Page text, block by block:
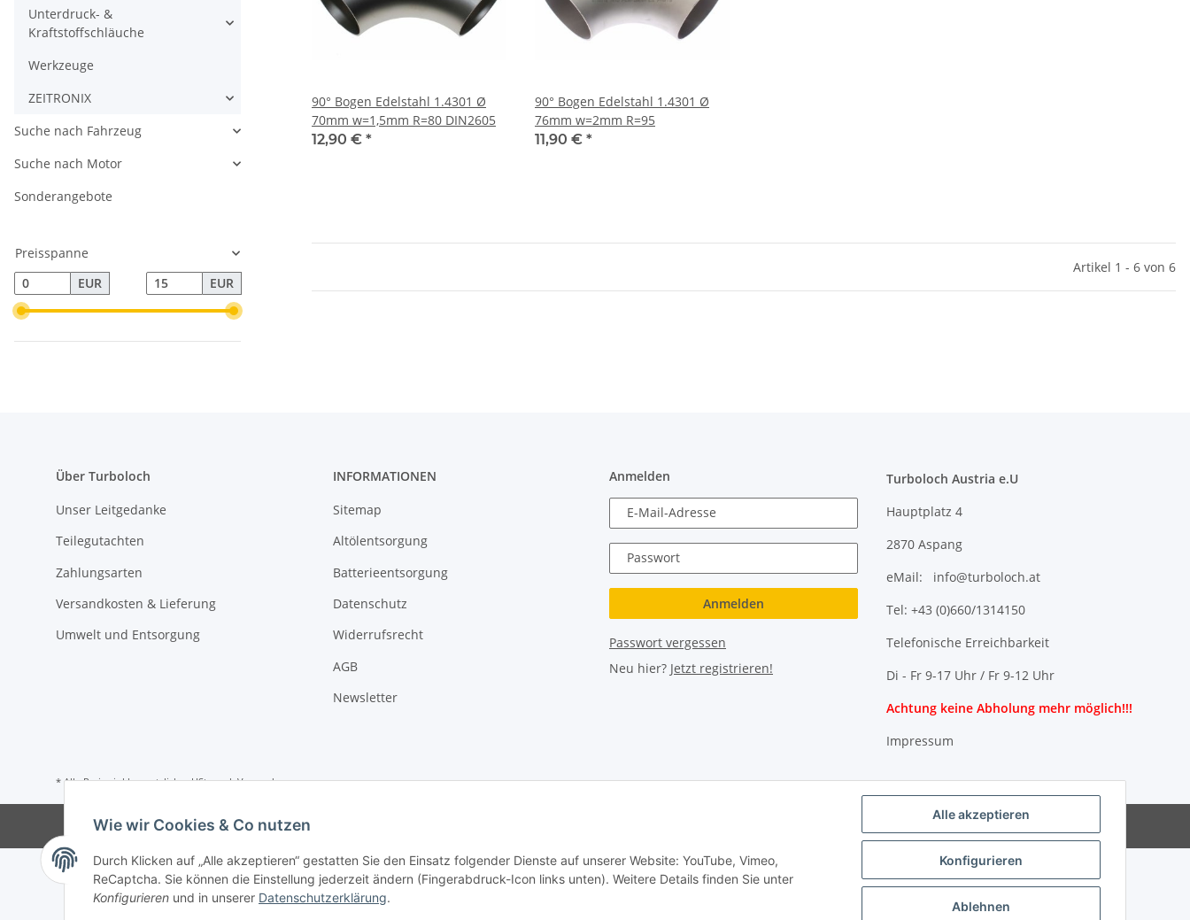
90° Bogen Edelstahl 1.4301 Ø
70mm w=1,5mm R=80 DIN2605
12,90 € *
90° Bogen Edelstahl 1.4301 Ø
76mm w=2mm R=95
11,90 € *
Artikel 1 - 6 von 6
Unterdruck- &
Kraftstoffschläuche
Werkzeuge
ZEITRONIX
Suche nach Fahrzeug
Suche nach Motor
Sonderangebote
Preisspanne
EUR
EUR
Über Turboloch
Unser Leitgedanke
Teilegutachten
Zahlungsarten
Versandkosten & Lieferung
Umwelt und Entsorgung
INFORMATIONEN
Sitemap
Altölentsorgung
Batterieentsorgung
Datenschutz
Widerrufsrecht
AGB
Newsletter
Anmelden
E-Mail-Adresse
Passwort
Anmelden
Passwort vergessen
Neu hier? Jetzt registrieren!
Turboloch Austria e.U
Hauptplatz 4
2870 Aspang
eMail: info@turboloch.at
Tel: +43 (0)660/1314150
Telefonische Erreichbarkeit
Di - Fr 9-17 Uhr / Fr 9-12 Uhr
Achtung keine Abholung mehr möglich!!!
Impressum
* Alle Preise inkl. gesetzlicher USt., zzgl.Versand
Wie wir Cookies & Co nutzen
Durch Klicken auf „Alle akzeptieren“ gestatten Sie den Einsatz folgender Dienste auf unserer Website: YouTube, Vimeo,
ReCaptcha. Sie können die Einstellung jederzeit ändern (Fingerabdruck-Icon links unten). Weitere Details finden Sie unter
Konfigurieren und in unserer Datenschutzerklärung.
Alle akzeptieren
Konfigurieren
Ablehnen